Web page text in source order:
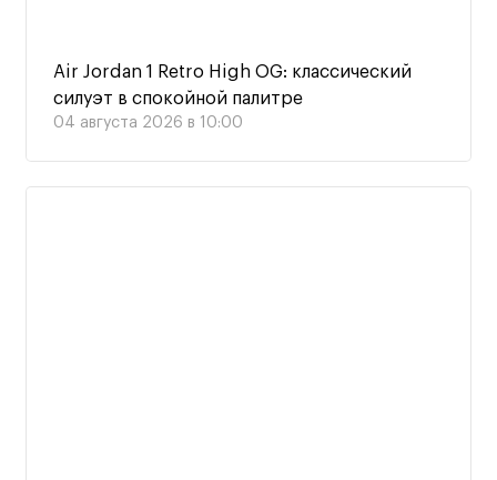
Air Jordan 1 Retro High OG: классический
силуэт в спокойной палитре
04 августа 2026 в 10:00